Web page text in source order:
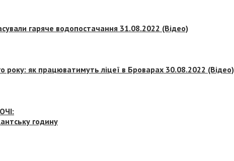
гаряче водопостачання 31.08.2022 (Відео)
року: як працюватимуть ліцеї в Броварах 30.08.2022 (Відео)
годину